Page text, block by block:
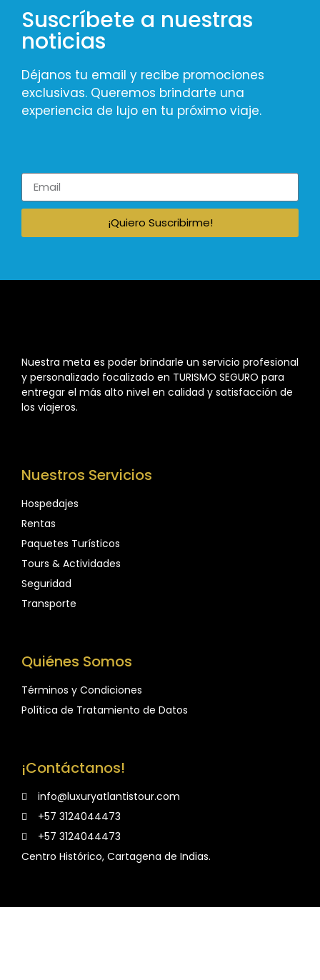
Suscríbete a nuestras
noticias
Déjanos tu email y recibe promociones
exclusivas. Queremos brindarte una
experiencia de lujo en tu próximo viaje.
¡Quiero Suscribirme!
Nuestra meta es poder brindarle un servicio profesional
y personalizado focalizado en TURISMO SEGURO para
entregar el más alto nivel en calidad y satisfacción de
los viajeros.
Nuestros Servicios
Hospedajes
Rentas
Paquetes Turísticos
Tours & Actividades
Seguridad
Transporte
Quiénes Somos
Términos y Condiciones
Política de Tratamiento de Datos
¡Contáctanos!
info@luxuryatlantistour.com
+57 3124044473
+57 3124044473
Centro Histórico, Cartagena de Indias.